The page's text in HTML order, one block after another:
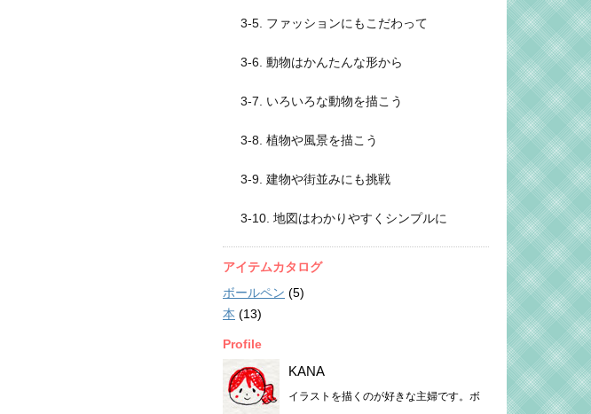
3-5. ファッションにもこだわって
3-6. 動物はかんたんな形から
3-7. いろいろな動物を描こう
3-8. 植物や風景を描こう
3-9. 建物や街並みにも挑戦
3-10. 地図はわかりやすくシンプルに
アイテムカタログ
ボールペン (5)
本 (13)
Profile
KANA
イラストを描くのが好きな主婦です。ボ